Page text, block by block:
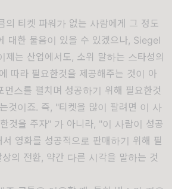
의 티켓 파워가 없는 사람에게 그 정도
대한 물음이 있을 수 있겠으나, Siegel
제는 산업에서도, 소위 말하는 스타성의
따라 필요한것을 제공해주는 것이 아
먼스를 펼치며 성공하기 위해 필요한것
것이죠. 즉, "티켓을 많이 팔려면 이 사
것을 주자" 가 아니라, "이 사람이 성공
영화를 성공적으로 판매하기 위해 필
의 전환, 약간 다른 시각을 말하는 것